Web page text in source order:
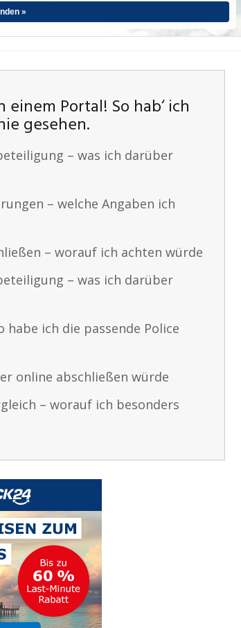
»
Portal! So hab‘ ich
gesehen.
– was ich darüber
– welche Angaben ich
– worauf ich achten würde
– was ich darüber
ich die passende Police
online abschließen würde
– worauf ich besonders